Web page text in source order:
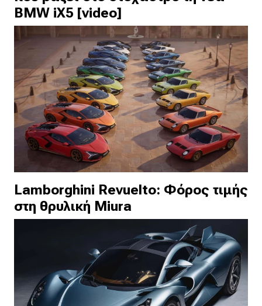
BMW iX5 [video]
Lamborghini Revuelto: Φόρος τιμής
στη θρυλική Miura